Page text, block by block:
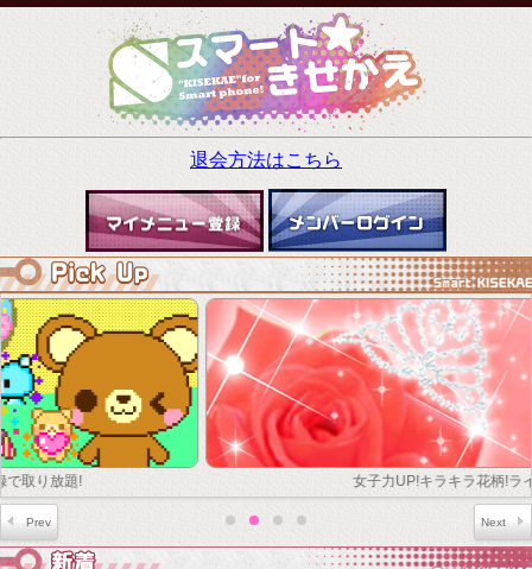
退会方法はこちら
女子力UP!キラキラ花柄!ライブ壁紙